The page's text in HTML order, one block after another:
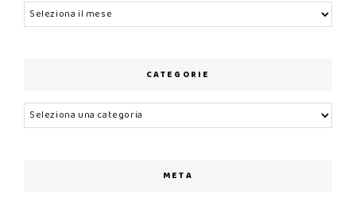
Archivi
CATEGORIE
Categorie
META